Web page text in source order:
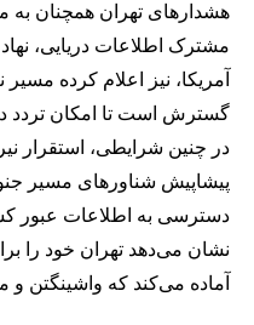
هشدارهای تهران همچنان به
مشترک اطلاعات دریایی،
آمریکا، نیز اعلام کرده
گسترش است تا امکان تردد
در چنین شرایطی، استقرار
پیشاپیش شناورهای مسیر
دسترسی به اطلاعات عبور
نشان می‌دهد تهران خود را
آماده می‌کند که